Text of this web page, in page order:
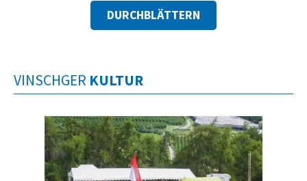
DURCHBLÄTTERN
VINSCHGER KULTUR